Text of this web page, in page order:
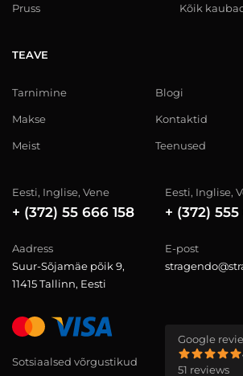
Pruss Kõik
TEAVE
Tarnimine
Makse
Meist
Blogi
Kontaktid
Teenused
Eesti, Inglise, Vene
+ (372) 55 666 158
Eesti, Inglise,
+ (372)
Aadress
Suur-Sõjamäe põik 9,
11415 Tallinn, Eesti
E-post
Sotsiaalsed võrgustikud
Google
51 reviews